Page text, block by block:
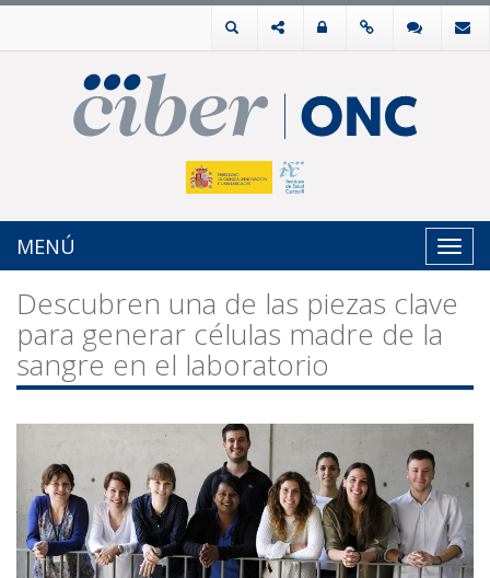
MENÚ
Descubren una de las piezas clave
para generar células madre de la
sangre en el laboratorio